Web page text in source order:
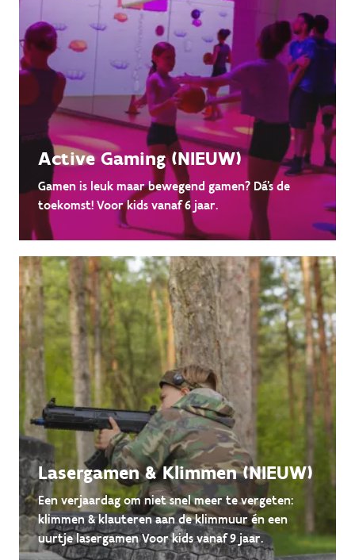
Active Gaming (NIEUW)
Gamen is leuk maar bewegend gamen? Dá's de
toekomst! Voor kids vanaf 6 jaar.
Lasergamen & Klimmen (NIEUW)
Een verjaardag om niet snel meer te vergeten:
klimmen & klauteren aan de klimmuur én een
uurtje lasergamen Voor kids vanaf 9 jaar.